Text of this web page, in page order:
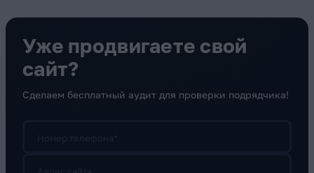
Уже продвигаете свой
сайт?
Сделаем бесплатный аудит для проверки подрядчика!